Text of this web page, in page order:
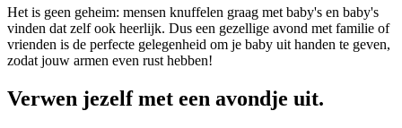
Het is geen geheim: mensen knuffelen graag met baby's en baby's
vinden dat zelf ook heerlijk. Dus een gezellige avond met familie of
vrienden is de perfecte gelegenheid om je baby uit handen te geven,
zodat jouw armen even rust hebben!
Verwen jezelf met een avondje uit.